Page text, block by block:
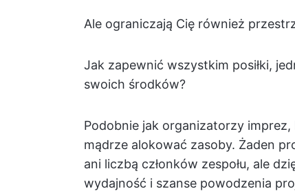
Ale ograniczają Cię również
Jak zapewnić wszystkim posiłki,
swoich środków?
Podobnie jak organizatorzy
mądrze alokować zasoby. Żaden
ani liczbą członków zespołu, ale
wydajność i szanse powodzenia